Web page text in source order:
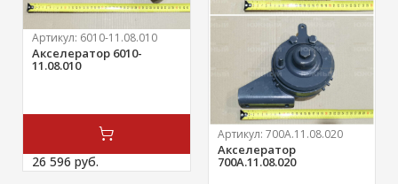
Артикул: 6010-11.08.010
Акселератор 6010-
11.08.010
26 596 руб.
Артикул: 700А.11.08.020
Акселератор
700А.11.08.020